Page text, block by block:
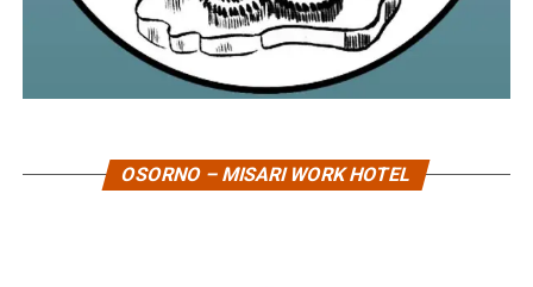
OSORNO – MISARI WORK HOTEL